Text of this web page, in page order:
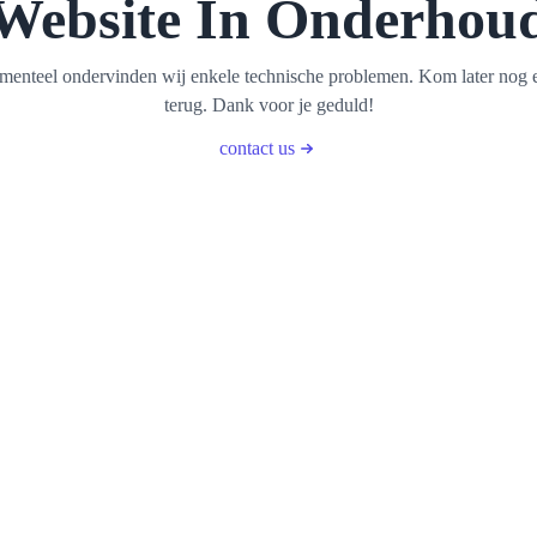
In
ondervinden wij enkele technische problemen. Kom later nog
terug. Dank voor je geduld!
contact us